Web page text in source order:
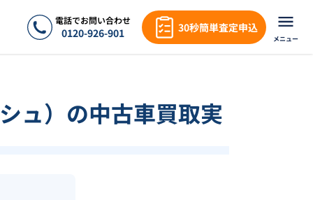
電話でお問い合わせ
0120-926-901 30秒簡単査定申込
メニュー
ュ）の中古車買取実